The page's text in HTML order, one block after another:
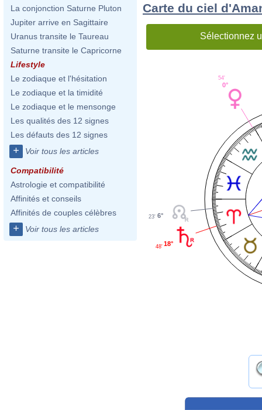
La conjonction Saturne Pluton
Jupiter arrive en Sagittaire
Uranus transite le Taureau
Saturne transite le Capricorne
Lifestyle
Le zodiaque et l'hésitation
Le zodiaque et la timidité
Le zodiaque et le mensonge
Les qualités des 12 signes
Les défauts des 12 signes
+ Voir tous les articles
Compatibilité
Astrologie et compatibilité
Affinités et conseils
Affinités de couples célèbres
+ Voir tous les articles
Carte du ciel
Sélectionnez
0°
54'
6°
23'
18°
48'